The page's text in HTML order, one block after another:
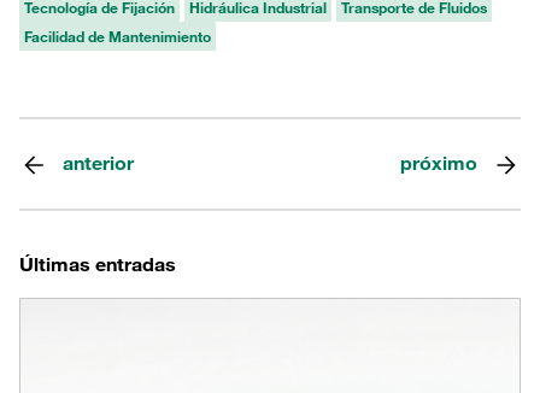
Tecnología de Fijación Hidráulica Industrial
Transporte de Fluidos
Facilidad de Mantenimiento
anterior próximo
Últimas entradas